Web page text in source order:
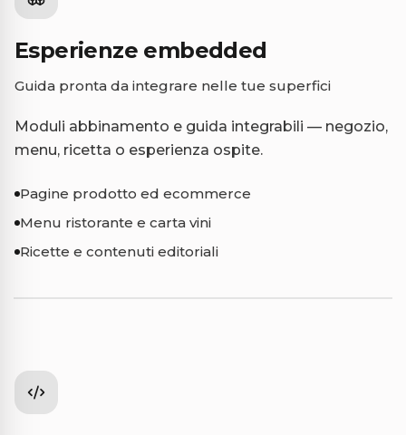
Esperienze embedded
Guida pronta da integrare nelle tue superfici
Moduli abbinamento e guida integrabili — negozio,
menu, ricetta o esperienza ospite.
Pagine prodotto ed ecommerce
Menu ristorante e carta vini
Ricette e contenuti editoriali